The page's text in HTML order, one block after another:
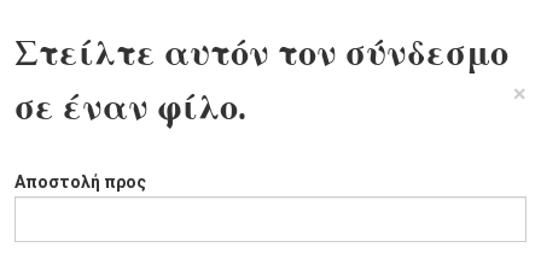
Στείλτε αυτόν τον σύνδεσμο
σε έναν φίλο.
×
Αποστολή προς